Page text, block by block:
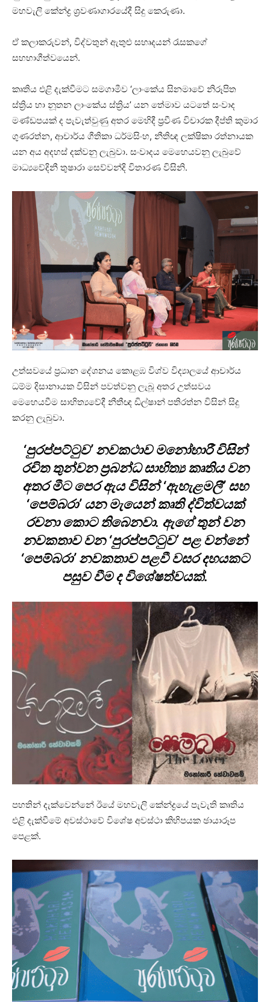
මහවැලි කේන්ද්‍ර ශ්‍රවණාගාරයේදී සිදු කෙරුණා.
ඒ කලාකරුවන්, විද්වතුන් ඇතුළු සහෘදයන් රැසකගේ
සහභාගීත්වයෙන්.
කෘතිය එළි දැක්වීමට සමගාමීව ‘ලාංකේය සිනමාවේ නිරූපිත
ස්ත්‍රිය හා නූතන ලාංකේය ස්ත්‍රිය’ යන තේමාව යටතේ සංවාද
මණ්ඩපයක් ද පැවැත්වුණු අතර මෙහිදී ප්‍රවීණ විචාරක දීප්ති කුමාර
ගුණරත්න, ආචාර්ය ගීතිකා ධර්මසිංහ, නීතිඥ ලක්ෂිකා රත්නායක
යන අය අදහස් දක්වනු ලැබුවා. සංවාදය මෙහෙයවනු ලැබුවේ
මාධ්‍යවේදිනී තුෂාරා සෙව්වන්දි විතාරණ විසිනි.
උත්සවයේ ප්‍රධාන දේශනය කොළඹ විශ්ව විද්‍යාලයේ ආචාර්ය
ධම්ම දිසානායක විසින් පවත්වනු ලැබූ අතර උත්සවය
මෙහෙයවීම සාහිත්‍යවේදී නීතීඥ ඩිල්ෂාන් පතිරත්න විසින් සිදු
කරනු ලැබුවා.
‘පුරප්පට්ටුව’ නවකථාව මනෝහාරී විසින්
රචිත තුන්වන ප්‍රබන්ධ සාහිත්‍ය කෘතිය වන
අතර මීට පෙර ඇය විසින් ‘ඇහැළමලී’ සහ
‘පෙම්බරා’ යන මැයෙන් කෘති ද්විත්වයක්
රචනා කොට තිබෙනවා. ඇගේ තුන් වන
නවකතාව වන ‘පුරප්පට්ටුව’ පළ වන්නේ
‘පෙම්බරා’ නවකතාව පළවී වසර දහයකට
පසුව වීම ද විශේෂත්වයක්.
පහතින් දැක්වෙන්නේ ඊයේ මහවැලි කේන්ද්‍රයේ පැවැති කෘතිය
එළි දැක්වීමේ අවස්ථාවේ විශේෂ අවස්ථා කිහිපයක ඡායාරූප
පෙළක්.